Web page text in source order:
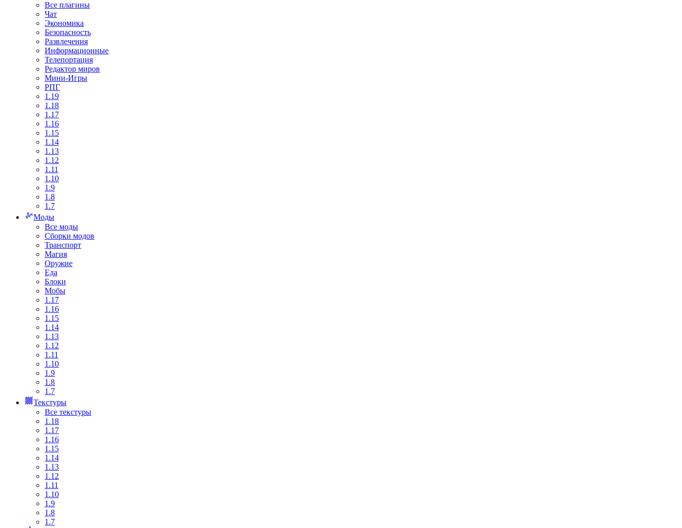
Все плагины
Чат
Экономика
Безопасность
Развлечения
Информационные
Телепортация
Редактор миров
Мини-Игры
РПГ
1.19
1.18
1.17
1.16
1.15
1.14
1.13
1.12
1.11
1.10
1.9
1.8
1.7
Моды
Все моды
Сборки модов
Транспорт
Магия
Оружие
Еда
Блоки
Мобы
1.17
1.16
1.15
1.14
1.13
1.12
1.11
1.10
1.9
1.8
1.7
Текстуры
Все текстуры
1.18
1.17
1.16
1.15
1.14
1.13
1.12
1.11
1.10
1.9
1.8
1.7